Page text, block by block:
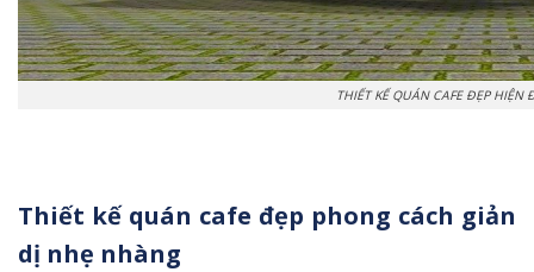
THIẾT KẾ QUÁN CAFE ĐẸP HIỆN
Thiết kế quán cafe đẹp phong cách giản
dị nhẹ nhàng